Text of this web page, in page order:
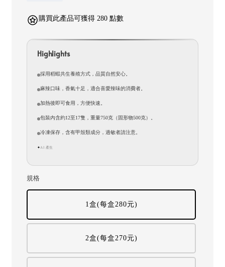
購買此產品可獲得 280 點數
Highlights
採用稻蝦共生養殖方式，品質自然安心。
麻辣口味，香氣十足，適合喜愛辣味的消費者。
加熱後即可食用，方便快速。
包裝內含約12至17隻，重量750克（固形物500克）。
冷凍保存，含有甲殼類成分，過敏者請注意。
✦AI 產生
規格
1盒(每盒280元)
2盒(每盒270元)